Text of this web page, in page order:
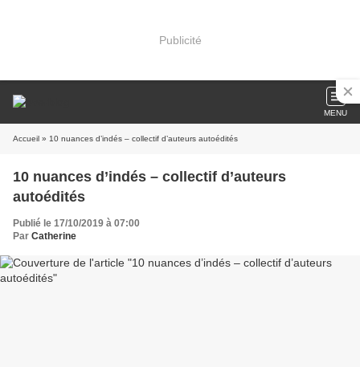
Publicité
MENU
Accueil » 10 nuances d’indés – collectif d’auteurs autoédités
10 nuances d’indés – collectif d’auteurs
autoédités
Publié le 17/10/2019 à 07:00
Par Catherine